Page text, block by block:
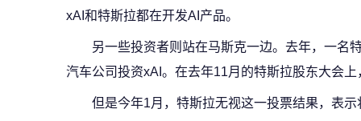
xAI和特斯拉都在开发AI产品。
另一些投资者则站在马斯克一边。去年，一名
汽车公司投资xAI。在去年11月的特斯拉股东大会
但是今年1月，特斯拉无视这一投票结果，表